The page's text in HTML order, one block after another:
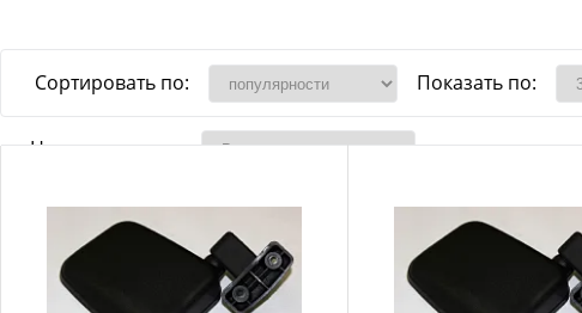
Сортировать по: Показать по:
Наличие товара